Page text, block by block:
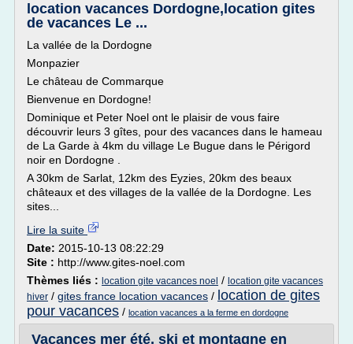
location vacances Dordogne,location gites
de vacances Le ...
La vallée de la Dordogne
Monpazier
Le château de Commarque
Bienvenue en Dordogne!
Dominique et Peter Noel ont le plaisir de vous faire
découvrir leurs 3 gîtes, pour des vacances dans le hameau
de La Garde à 4km du village Le Bugue dans le Périgord
noir en Dordogne .
A 30km de Sarlat, 12km des Eyzies, 20km des beaux
châteaux et des villages de la vallée de la Dordogne. Les
sites...
Lire la suite
Date: 2015-10-13 08:22:29
Site : http://www.gites-noel.com
Thèmes liés : location gite vacances noel / location gite vacances
hiver / gites france location vacances / location de gites
pour vacances / location vacances a la ferme en dordogne
Vacances mer été, ski et montagne en